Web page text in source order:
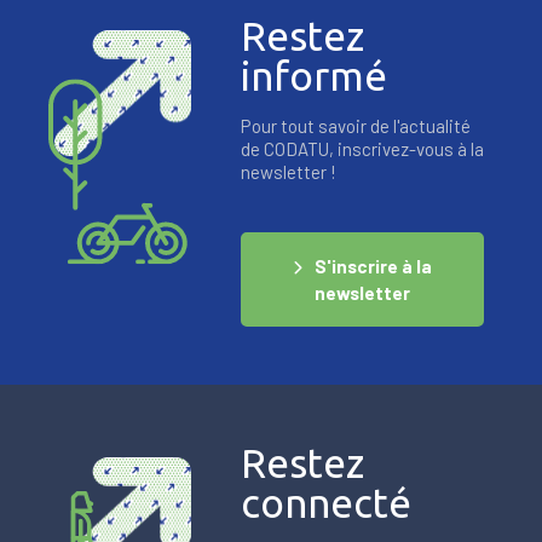
Restez
informé
Pour tout savoir de l'actualité
de CODATU, inscrivez-vous à la
newsletter !
S'inscrire à la
newsletter
Restez
connecté